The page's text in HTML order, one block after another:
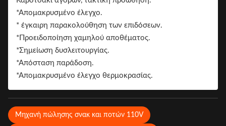
*Απομακρυσμένο έλεγχο.
* έγκαιρη παρακολούθηση των επιδόσεων.
*Προειδοποίηση χαμηλού αποθέματος.
*Σημείωση δυσλειτουργίας.
*Απόσταση παράδοση.
*Απομακρυσμένο έλεγχο θερμοκρασίας.
Μηχανή πώλησης σνακ και ποτών 110V